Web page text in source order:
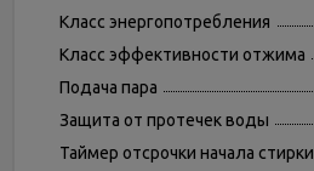
Класс энергопотребления
Класс эффективности отжима
Подача пара
Защита от протечек воды
Таймер отсрочки начала стирки